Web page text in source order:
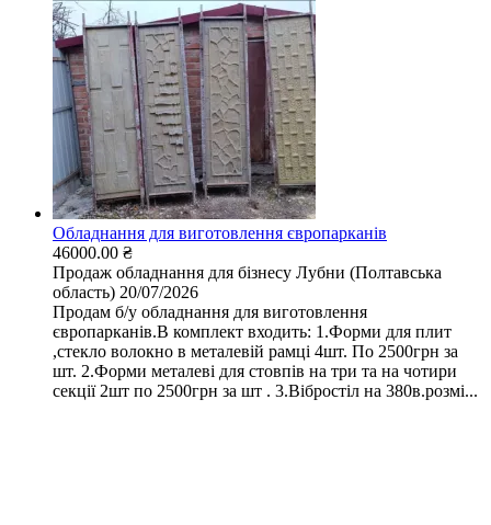
Обладнання для виготовлення європарканів
46000.00 ₴
Продаж обладнання для бізнесу Лубни (Полтавська
область) 20/07/2026
Продам б/у обладнання для виготовлення
європарканів.В комплект входить: 1.Форми для плит
,стекло волокно в металевій рамці 4шт. По 2500грн за
шт. 2.Форми металеві для стовпів на три та на чотири
секції 2шт по 2500грн за шт . 3.Вібростіл на 380в.розмі...